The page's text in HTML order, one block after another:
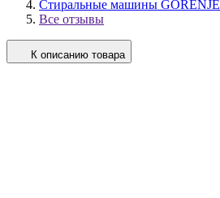
Стиральные машины GORENJE
Все отзывы
К описанию товара